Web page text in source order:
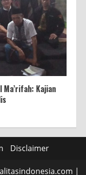
Ma’rifah: Kajian
Disclaimer
|